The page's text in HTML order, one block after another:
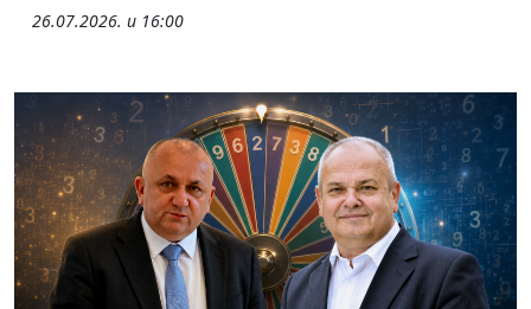
26.07.2026. u 16:00